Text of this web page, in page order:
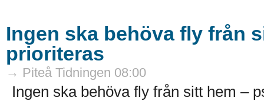
Ingen ska behöva fly från
prioriteras
→ Piteå Tidningen 08:00
Ingen ska behöva fly från sitt hem –